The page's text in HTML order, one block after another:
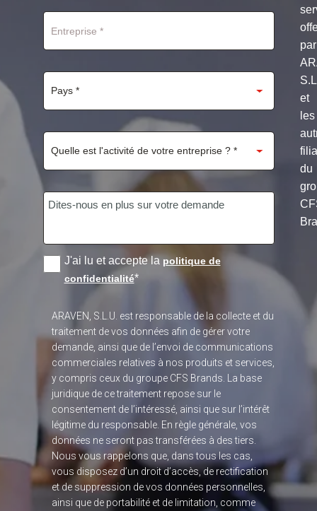
par
et
les
du
J'ai lu et accepte la politique de
confidentialité*
ARAVEN, S.L.U. est responsable de la collecte et du
traitement de vos données afin de gérer votre
demande, ainsi que de l’envoi de communications
commerciales relatives à nos produits et services,
y compris ceux du groupe CFS Brands. La base
juridique de ce traitement repose sur le
consentement de l’intéressé, ainsi que sur l’intérêt
légitime du responsable. En règle générale, vos
données ne seront pas transférées à des tiers.
Nous vous rappelons que, dans tous les cas,
vous disposez d’un droit d’accès, de rectification
et de suppression de vos données personnelles,
ainsi que de portabilité et de limitation, comme